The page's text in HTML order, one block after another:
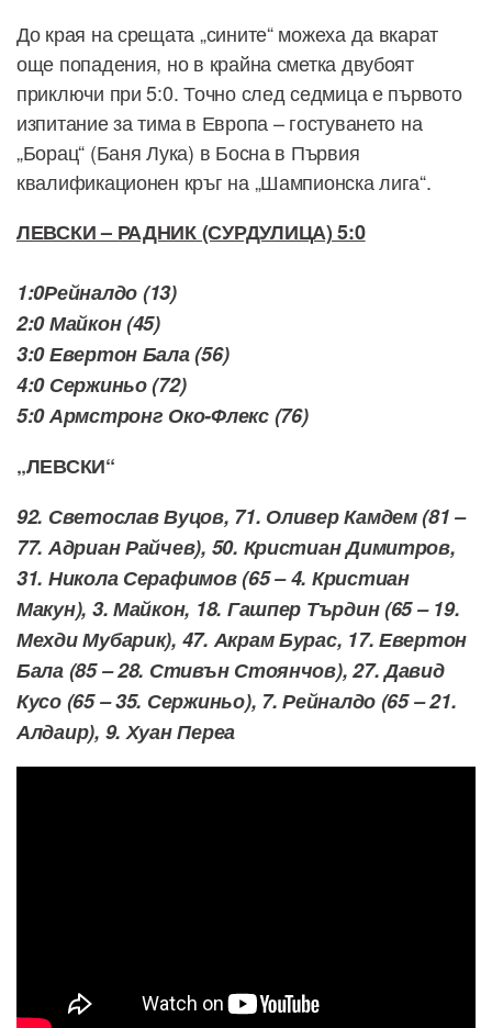
До края на срещата „сините“ можеха да вкарат
още попадения, но в крайна сметка двубоят
приключи при 5:0. Точно след седмица е първото
изпитание за тима в Европа – гостуването на
„Борац“ (Баня Лука) в Босна в Първия
квалификационен кръг на „Шампионска лига“.
ЛЕВСКИ – РАДНИК (СУРДУЛИЦА) 5:0
1:0Рейналдо (13)
2:0Майкон (45)
3:0Евертон Бала (56)
4:0Сержиньо (72)
5:0Армстронг Око-Флекс (76)
„ЛЕВСКИ“
92. Светослав Вуцов, 71. Оливер Камдем (81 –
77. Адриан Райчев), 50. Кристиан Димитров,
31. Никола Серафимов (65 – 4. Кристиан
Макун), 3. Майкон, 18. Гашпер Търдин (65 – 19.
Мехди Мубарик), 47. Акрам Бурас, 17. Евертон
Бала (85 – 28. Стивън Стоянчов), 27. Давид
Кусо (65 – 35. Сержиньо), 7. Рейналдо (65 – 21.
Алдаир), 9. Хуан Переа